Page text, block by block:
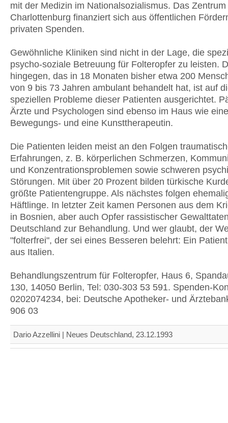
mit der Medizin im Nationalsozialismus. Das
Charlottenburg finanziert sich aus öffentlichen
privaten Spenden.
Gewöhnliche Kliniken sind nicht in der Lage, die
psycho-soziale Betreuung für Folteropfer zu leisten.
hingegen, das in 18 Monaten bisher etwa 200
von 9 bis 73 Jahren ambulant behandelt hat, ist auf
speziellen Probleme dieser Patienten ausgerichtet.
Ärzte und Psychologen sind ebenso im Haus wie eine
Bewegungs- und eine Kunsttherapeutin.
Die Patienten leiden meist an den Folgen
Erfahrungen, z. B. körperlichen Schmerzen,
und Konzentrationsproblemen sowie schweren
Störungen. Mit über 20 Prozent bilden türkische
größte Patientengruppe. Als nächstes folgen
Häftlinge. In letzter Zeit kamen Personen aus dem
in Bosnien, aber auch Opfer rassistischer
Deutschland zur Behandlung. Und wer glaubt, der
"folterfrei", der sei eines Besseren belehrt: Ein
aus Italien.
Behandlungszentrum für Folteropfer, Haus 6,
130, 14050 Berlin, Tel: 030-303 53 591. Spenden-
0202074234, bei: Deutsche Apotheker- und
906 03
Dario Azzellini | Neues Deutschland, 23.12.1993